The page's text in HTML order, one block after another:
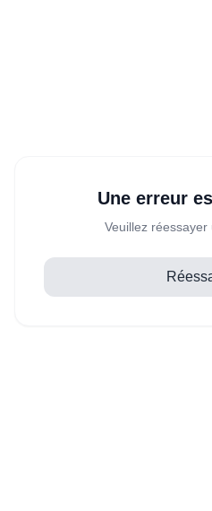
Une erreur
Veuillez réessayer